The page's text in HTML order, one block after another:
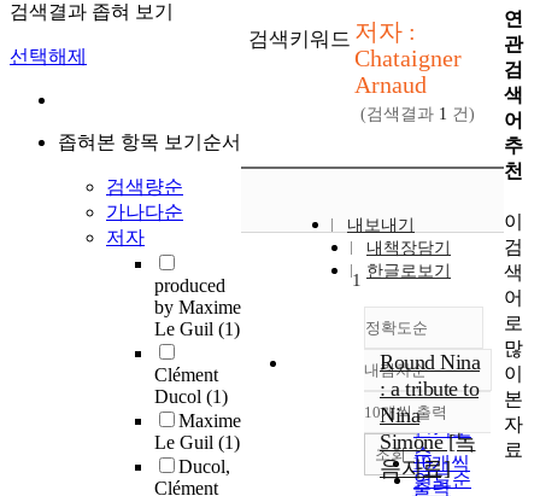
검색결과 좁혀 보기
선택해제
좁혀본 항목 보기순서
검색량순
가나다순
저자
produced
by Maxime
Le Guil (1)
Clément
Ducol (1)
Maxime
Le Guil (1)
Ducol,
Clément
검색키워드 저자 :
Chataigner
Arnaud
(검색결과 1 건)
내보내기
내책장담기
한글로보기
정확도순
정확도
순
인기도
순
연도순
내림차순
내림차순
10개씩 출력
10개씩
출력
조회
1
Round Nina
: a tribute to
Nina
Simone [녹
음자료]
연
관
검
색
어
추
천
이
검
색
어
로
많
이
본
자
료